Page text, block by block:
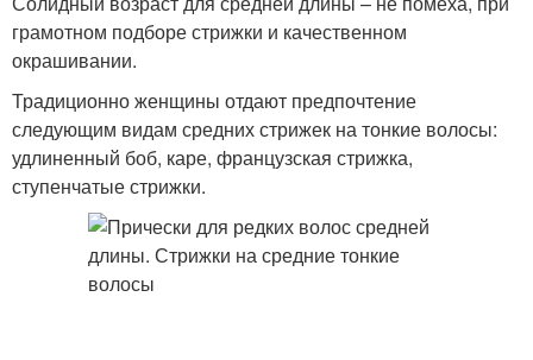
грамотном подборе стрижки и качественном
окрашивании.
Традиционно женщины отдают предпочтение
следующим видам средних стрижек на тонкие волосы:
удлиненный боб, каре, французская стрижка,
ступенчатые стрижки.